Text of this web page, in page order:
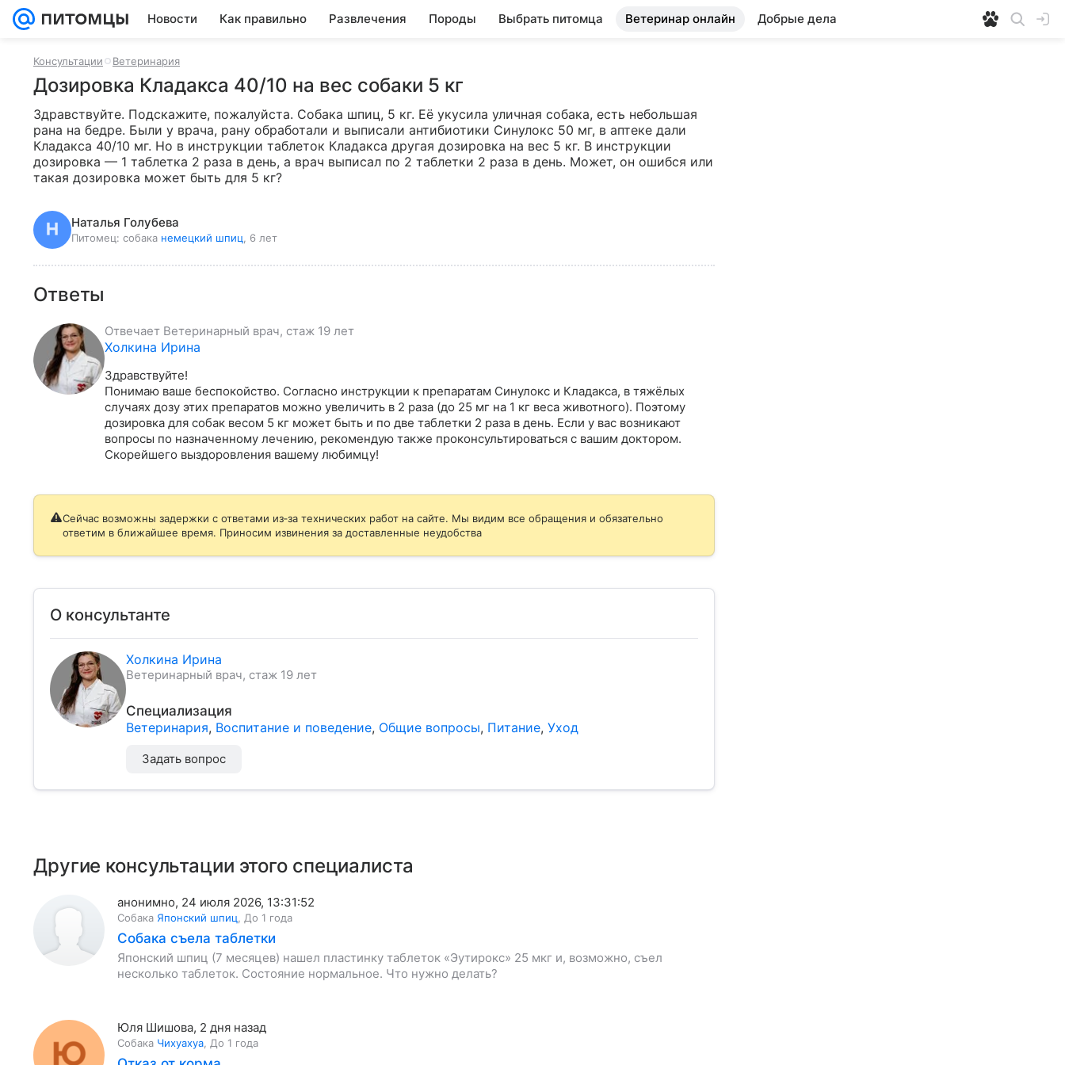
Новости Как правильно Развлечения Породы Выбрать питомца Ветеринар онлайн Добрые дела
Консультации Ветеринария
Дозировка Кладакса 40/10 на вес собаки 5 кг
Здравствуйте. Подскажите, пожалуйста. Собака шпиц, 5 кг. Её укусила уличная собака, есть небольшая
рана на бедре. Были у врача, рану обработали и выписали антибиотики Синулокс 50 мг, в аптеке дали
Кладакса 40/10 мг. Но в инструкции таблеток Кладакса другая дозировка на вес 5 кг. В инструкции
дозировка — 1 таблетка 2 раза в день, а врач выписал по 2 таблетки 2 раза в день. Может, он ошибся или
такая дозировка может быть для 5 кг?
Наталья Голубева
Питомец: собака немецкий шпиц , 6 лет
Ответы
Отвечает Ветеринарный врач, стаж 19 лет
Холкина Ирина
Здравствуйте!
Понимаю ваше беспокойство. Согласно инструкции к препаратам Синулокс и Кладакса, в тяжёлых
случаях дозу этих препаратов можно увеличить в 2 раза (до 25 мг на 1 кг веса животного). Поэтому
дозировка для собак весом 5 кг может быть и по две таблетки 2 раза в день. Если у вас возникают
вопросы по назначенному лечению, рекомендую также проконсультироваться с вашим доктором.
Скорейшего выздоровления вашему любимцу!
Сейчас возможны задержки с ответами из‑за технических работ на сайте. Мы видим все обращения и обязательно
ответим в ближайшее время. Приносим извинения за доставленные неудобства
О консультанте
Холкина Ирина
Ветеринарный врач, стаж 19 лет
Специализация
Ветеринария, Воспитание и поведение, Общие вопросы, Питание, Уход
Задать вопрос
Другие консультации этого специалиста
анонимно, 24 июля 2026, 13:31:52
Собака Японский шпиц До 1 года
Собака съела таблетки
Японский шпиц (7 месяцев) нашел пластинку таблеток «Эутирокс» 25 мкг и, возможно, съел
несколько таблеток. Состояние нормальное. Что нужно делать?
Юля Шишова, 2 дня назад
Собака Чихуахуа До 1 года